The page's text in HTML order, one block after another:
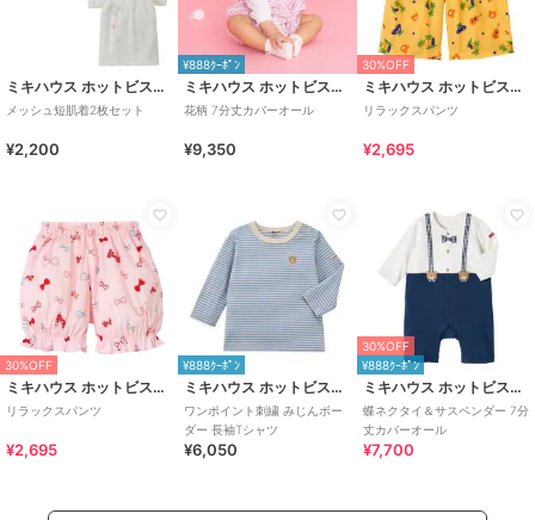
ミキハウス ホットビスケッツ
メッシュ短肌着2枚セット
¥2,200
¥888ｸｰﾎﾟﾝ
ミキハウス ホットビスケッツ
花柄 7分丈カバーオール
¥9,350
30%OFF
ミキハウス ホットビスケッツ
リラックスパンツ
¥2,695
30%OFF
ミキハウス ホットビスケッツ
リラックスパンツ
¥2,695
¥888ｸｰﾎﾟﾝ
ミキハウス ホットビスケッツ
ワンポイント刺繍 みじんボー
ダー 長袖Tシャツ
¥6,050
30%OFF
¥888ｸｰﾎﾟﾝ
ミキハウス ホットビスケッツ
蝶ネクタイ＆サスペンダー 7分
丈カバーオール
¥7,700